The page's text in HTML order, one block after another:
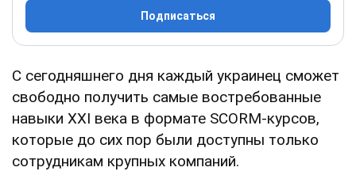
Подписаться
С сегодняшнего дня каждый украинец сможет
свободно получить самые востребованные
навыки XXI века в формате SCORM-курсов,
которые до сих пор были доступны только
сотрудникам крупных компаний.